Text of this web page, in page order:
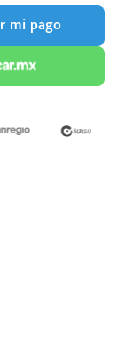
mi pago